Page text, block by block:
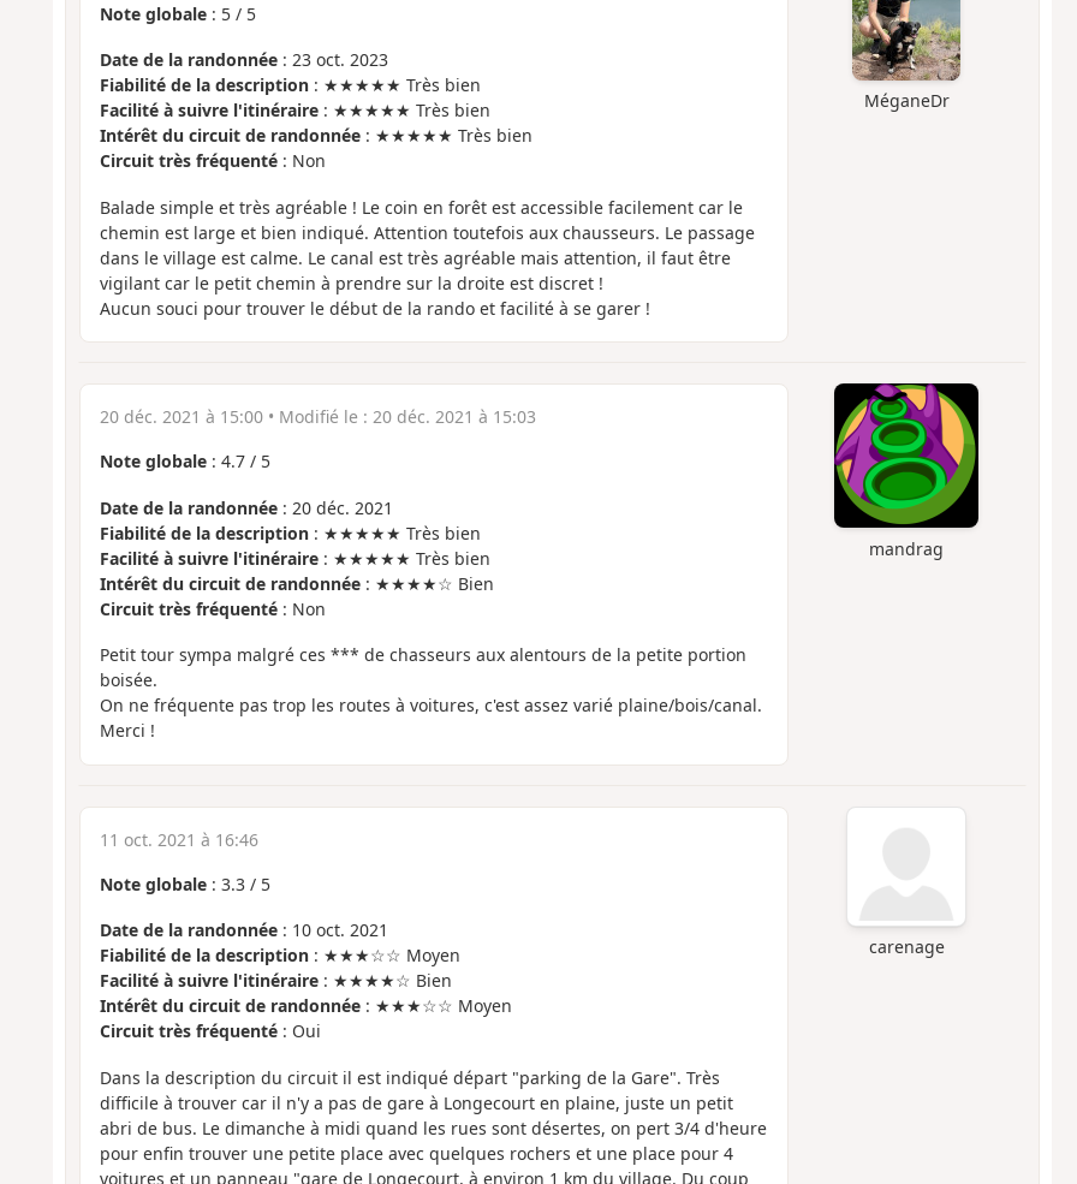
MéganeDr
Note globale: 5/ 5
Date de la randonnée: 23 oct. 2023
Fiabilité de la description: ★★★★★ Très bien
Facilité à suivre l'itinéraire: ★★★★★ Très bien
Intérêt du circuit de randonnée: ★★★★★ Très bien
Circuit très fréquenté: Non
Balade simple et très agréable ! Le coin en forêt est accessible facilement car le
chemin est large et bien indiqué. Attention toutefois aux chausseurs. Le passage
dans le village est calme. Le canal est très agréable mais attention, il faut être
vigilant car le petit chemin à prendre sur la droite est discret !
Aucun souci pour trouver le début de la rando et facilité à se garer !
mandrag
20 déc. 2021 à 15:00• Modifié le : 20 déc. 2021 à 15:03
Note globale: 4.7/ 5
Date de la randonnée: 20 déc. 2021
Fiabilité de la description: ★★★★★ Très bien
Facilité à suivre l'itinéraire: ★★★★★ Très bien
Intérêt du circuit de randonnée: ★★★★☆ Bien
Circuit très fréquenté: Non
Petit tour sympa malgré ces *** de chasseurs aux alentours de la petite portion
boisée.
On ne fréquente pas trop les routes à voitures, c'est assez varié plaine/bois/canal.
Merci !
carenage
11 oct. 2021 à 16:46
Note globale: 3.3/ 5
Date de la randonnée: 10 oct. 2021
Fiabilité de la description: ★★★☆☆ Moyen
Facilité à suivre l'itinéraire: ★★★★☆ Bien
Intérêt du circuit de randonnée: ★★★☆☆ Moyen
Circuit très fréquenté: Oui
Dans la description du circuit il est indiqué départ "parking de la Gare". Très
difficile à trouver car il n'y a pas de gare à Longecourt en plaine, juste un petit
abri de bus. Le dimanche à midi quand les rues sont désertes, on pert 3/4 d'heure
pour enfin trouver une petite place avec quelques rochers et une place pour 4
voitures et un panneau "gare de Longecourt, à environ 1 km du village. Du coup